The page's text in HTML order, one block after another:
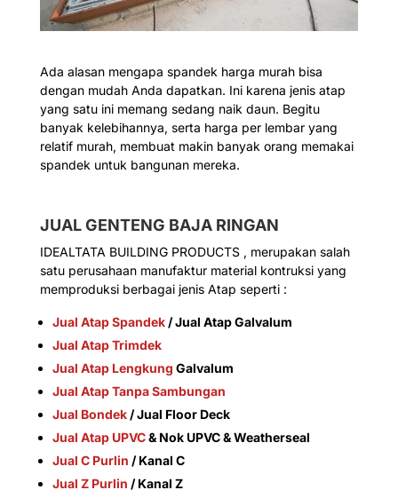
Ada alasan mengapa spandek harga murah bisa
dengan mudah Anda dapatkan. Ini karena jenis atap
yang satu ini memang sedang naik daun. Begitu
banyak kelebihannya, serta harga per lembar yang
relatif murah, membuat makin banyak orang memakai
spandek untuk bangunan mereka.
JUAL GENTENG BAJA RINGAN
IDEALTATA BUILDING PRODUCTS , merupakan salah
satu perusahaan manufaktur material kontruksi yang
memproduksi berbagai jenis Atap seperti :
Jual Atap Spandek/ Jual Atap Galvalum
Jual Atap Trimdek
Jual Atap Lengkung Galvalum
Jual Atap Tanpa Sambungan
Jual Bondek/ Jual Floor Deck
Jual Atap UPVC& Nok UPVC & Weatherseal
Jual C Purlin / Kanal C
Jual Z Purlin / Kanal Z